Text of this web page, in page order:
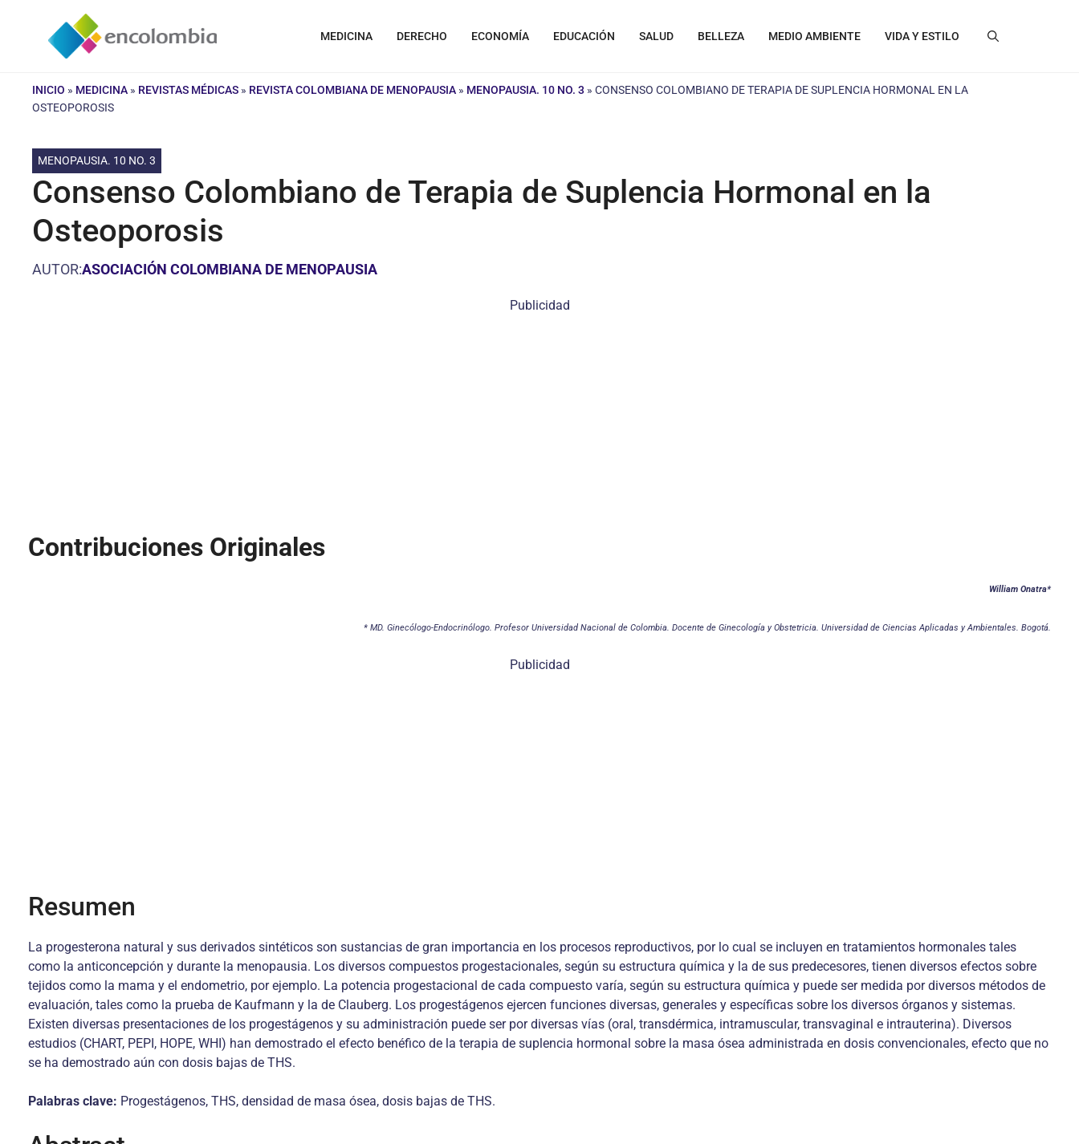
contenido
MEDICINA DERECHO ECONOMÍA EDUCACIÓN SALUD BELLEZA MEDIO AMBIENTE VIDA Y ESTILO
INICIO » MEDICINA » REVISTAS MÉDICAS » REVISTA COLOMBIANA DE MENOPAUSIA » MENOPAUSIA. 10 NO. 3 » CONSENSO COLOMBIANO DE TERAPIA DE SUPLENCIA HORMONAL EN LA
OSTEOPOROSIS
MENOPAUSIA. 10 NO. 3
Consenso Colombiano de Terapia de Suplencia Hormonal en la
Osteoporosis
AUTOR:ASOCIACIÓN COLOMBIANA DE MENOPAUSIA
Publicidad
Contribuciones Originales
William Onatra*
* MD. Ginecólogo-Endocrinólogo. Profesor Universidad Nacional de Colombia. Docente de Ginecología y Obstetricia. Universidad de Ciencias Aplicadas y Ambientales. Bogotá.
Publicidad
Resumen
La progesterona natural y sus derivados sintéticos son sustancias de gran importancia en los procesos reproductivos, por lo cual se incluyen en tratamientos hormonales tales
como la anticoncepción y durante la menopausia. Los diversos compuestos progestacionales, según su estructura química y la de sus predecesores, tienen diversos efectos sobre
tejidos como la mama y el endometrio, por ejemplo. La potencia progestacional de cada compuesto varía, según su estructura química y puede ser medida por diversos métodos de
evaluación, tales como la prueba de Kaufmann y la de Clauberg. Los progestágenos ejercen funciones diversas, generales y específicas sobre los diversos órganos y sistemas.
Existen diversas presentaciones de los progestágenos y su administración puede ser por diversas vías (oral, transdérmica, intramuscular, transvaginal e intrauterina). Diversos
estudios (CHART, PEPI, HOPE, WHI) han demostrado el efecto benéfico de la terapia de suplencia hormonal sobre la masa ósea administrada en dosis convencionales, efecto que no
se ha demostrado aún con dosis bajas de THS.
Palabras clave: Progestágenos, THS, densidad de masa ósea, dosis bajas de THS.